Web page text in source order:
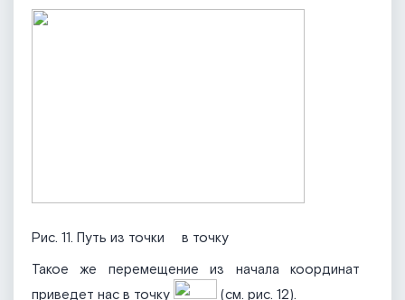
Рис. 11. Путь из точки
в точку
Такое же перемещение из начала координат
приведет нас в точку
(см. рис. 12).